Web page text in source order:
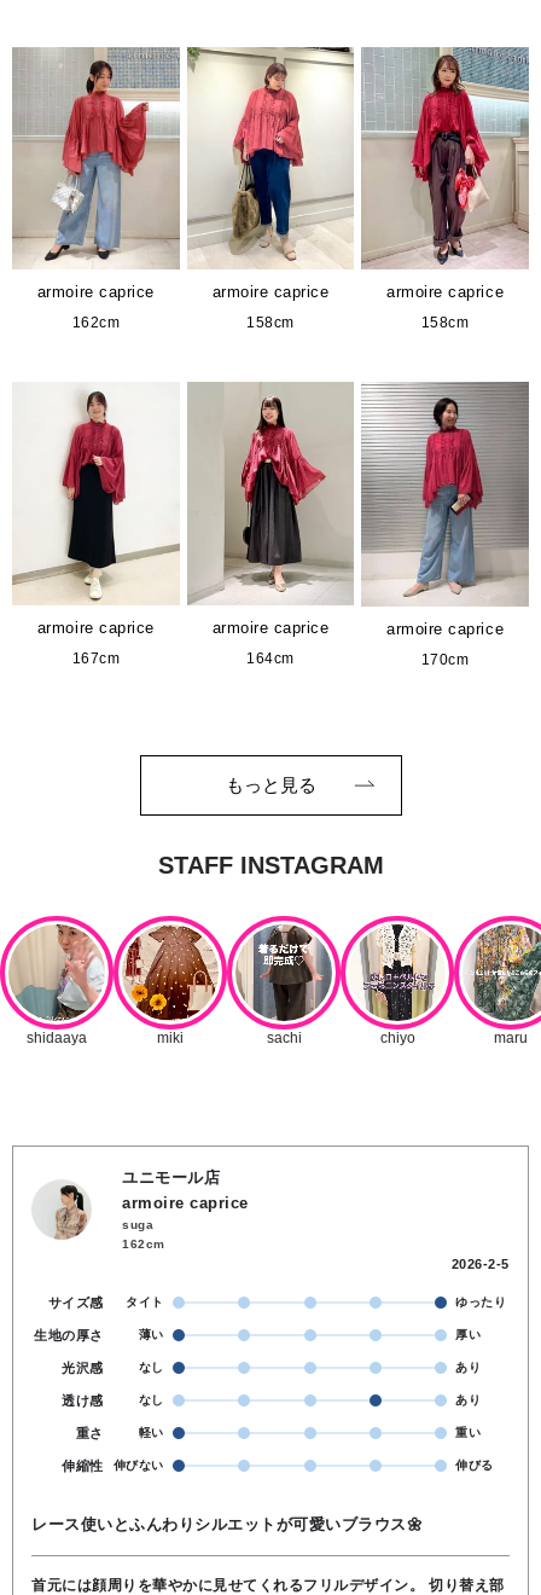
armoire caprice
162cm
armoire caprice
158cm
armoire caprice
158cm
armoire caprice
167cm
armoire caprice
164cm
armoire caprice
170cm
もっと見る
ユニモール店
armoire caprice
suga
162cm
2026-2-5
サイズ感 タイト ゆったり
生地の厚さ 薄い 厚い
光沢感 なし あり
透け感 なし あり
重さ 軽い 重い
伸縮性 伸びない 伸びる
レース使いとふんわりシルエットが可愛いブラウス🌼
首元には顔周りを華やかに見せてくれるフリルデザイン。 切り替え部